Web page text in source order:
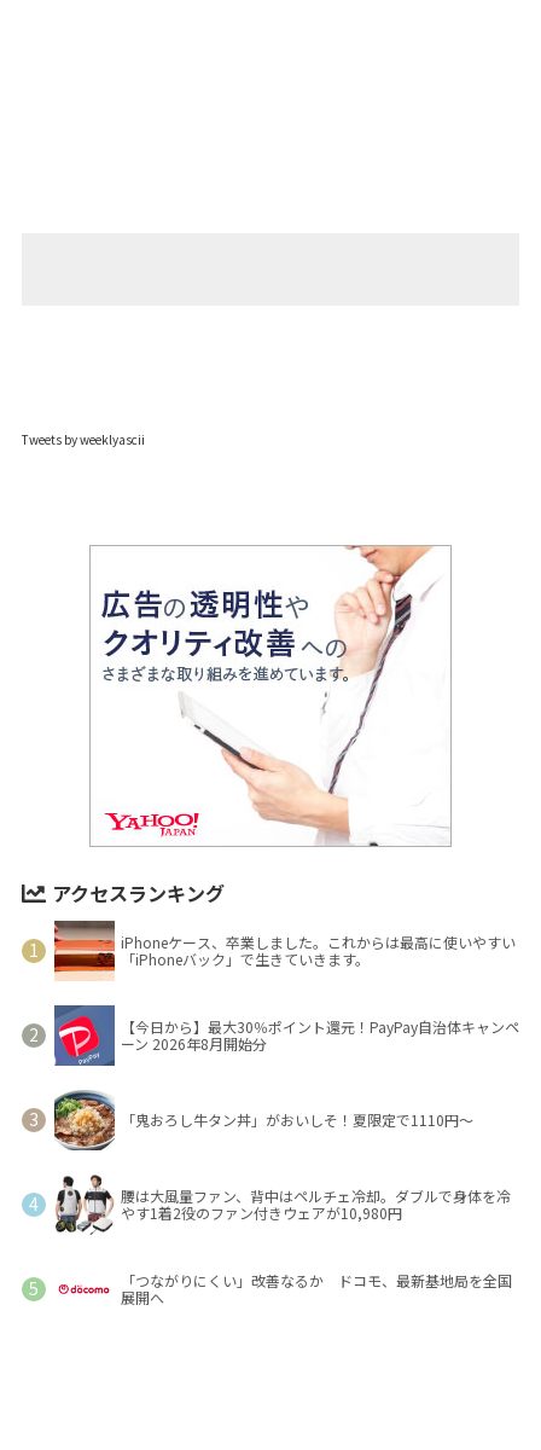
Tweets by weeklyascii
アクセスランキング
iPhoneケース、卒業しました。これからは最高に使いやすい
「iPhoneバック」で生きていきます。
【今日から】最大30％ポイント還元！PayPay自治体キャンペ
ーン 2026年8月開始分
「鬼おろし牛タン丼」がおいしそ！夏限定で1110円～
腰は大風量ファン、背中はペルチェ冷却。ダブルで身体を冷
やす1着2役のファン付きウェアが10,980円
「つながりにくい」改善なるか ドコモ、最新基地局を全国
展開へ